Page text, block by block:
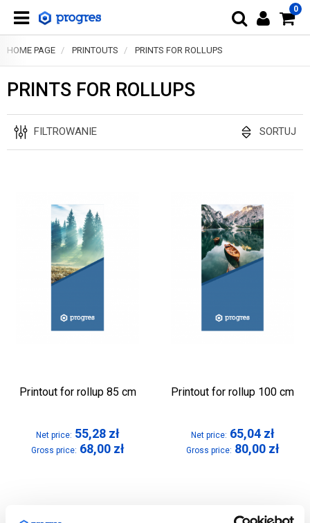
0
HOME PAGE PRINTOUTS PRINTS FOR ROLLUPS
PRINTS FOR ROLLUPS
FILTROWANIE SORTUJ
Printout for rollup 85 cm
Net price: 55,28 zł
Gross price: 68,00 zł
Printout for rollup 100 cm
Net price: 65,04 zł
Gross price: 80,00 zł